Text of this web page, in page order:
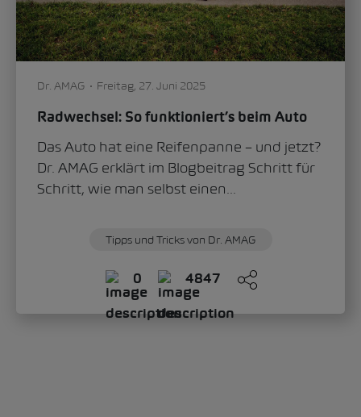
Dr. AMAG Freitag, 27. Juni 2025
Radwechsel: So funktioniert’s beim Auto
Das Auto hat eine Reifenpanne – und jetzt?
Dr. AMAG erklärt im Blogbeitrag Schritt für
Schritt, wie man selbst einen...
Tipps und Tricks von Dr. AMAG
0 4847